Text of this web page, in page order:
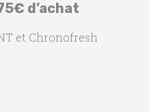
d’achat
et Chronofresh